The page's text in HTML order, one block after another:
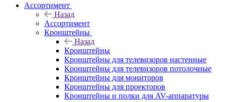
Ассортимент
Назад
Ассортимент
Кронштейны
Назад
Кронштейны
Кронштейны для телевизоров настенные
Кронштейны для телевизоров потолочные
Кронштейны для мониторов
Кронштейны для проекторов
Кронштейны и полки для AV-аппаратуры